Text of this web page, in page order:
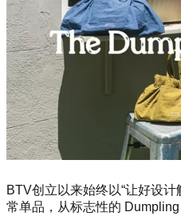
BTV创立以来始终以“让好设
常单品，从标志性的